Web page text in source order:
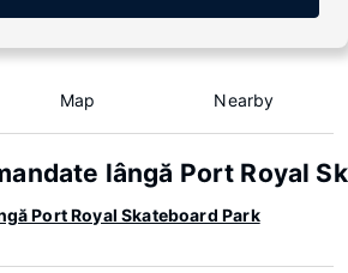
Map Nearby
lângă Port Royal
Port Royal Skateboard Park